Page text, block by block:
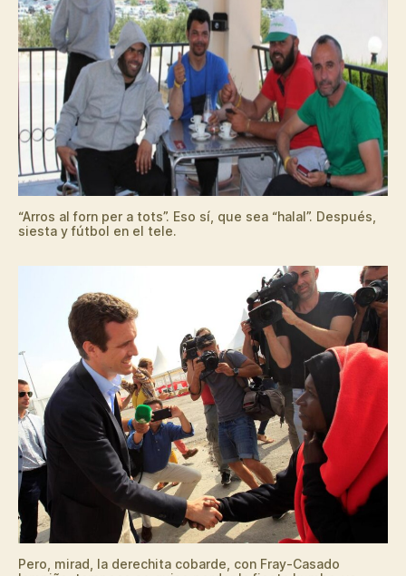
“Arros al forn per a tots”. Eso sí, que sea “halal”. Después,
siesta y fútbol en el tele.
Pero, mirad, la derechita cobarde, con Fray-Casado